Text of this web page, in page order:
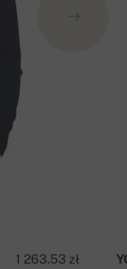
1 263.53 zł